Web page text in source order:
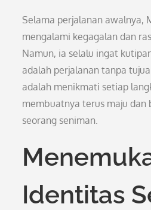
Selama perjalanan awalnya,
mengalami kegagalan dan
Namun, ia selalu ingat
adalah perjalanan tanpa
adalah menikmati setiap
membuatnya terus maju dan
seorang seniman.
Identitas